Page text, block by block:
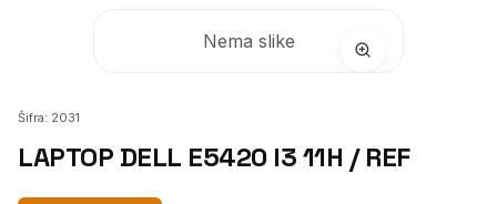
Nema slike
Šifra: 2031
LAPTOP DELL E5420 I3 11H / REF